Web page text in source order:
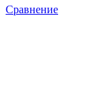
Сравнение